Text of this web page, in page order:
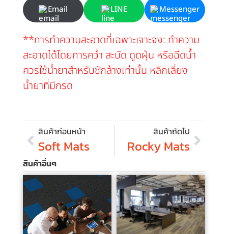
Email LINE Messenger
**การทำความสะอาดที่เฉพาะเจาะจง: ทำความ
สะอาดได้โดยการคว่ำ สะบัด ดูดฝุ่น หรือฉีดน้ำ
ควรใช้น้ำยาสำหรับซักล้างเท่านั้น หลีกเลี่ยง
น้ำยาที่มีกรด
สินค้าก่อนหน้า
Soft Mats
สินค้าถัดไป
Rocky Mats
สินค้าอื่นๆ